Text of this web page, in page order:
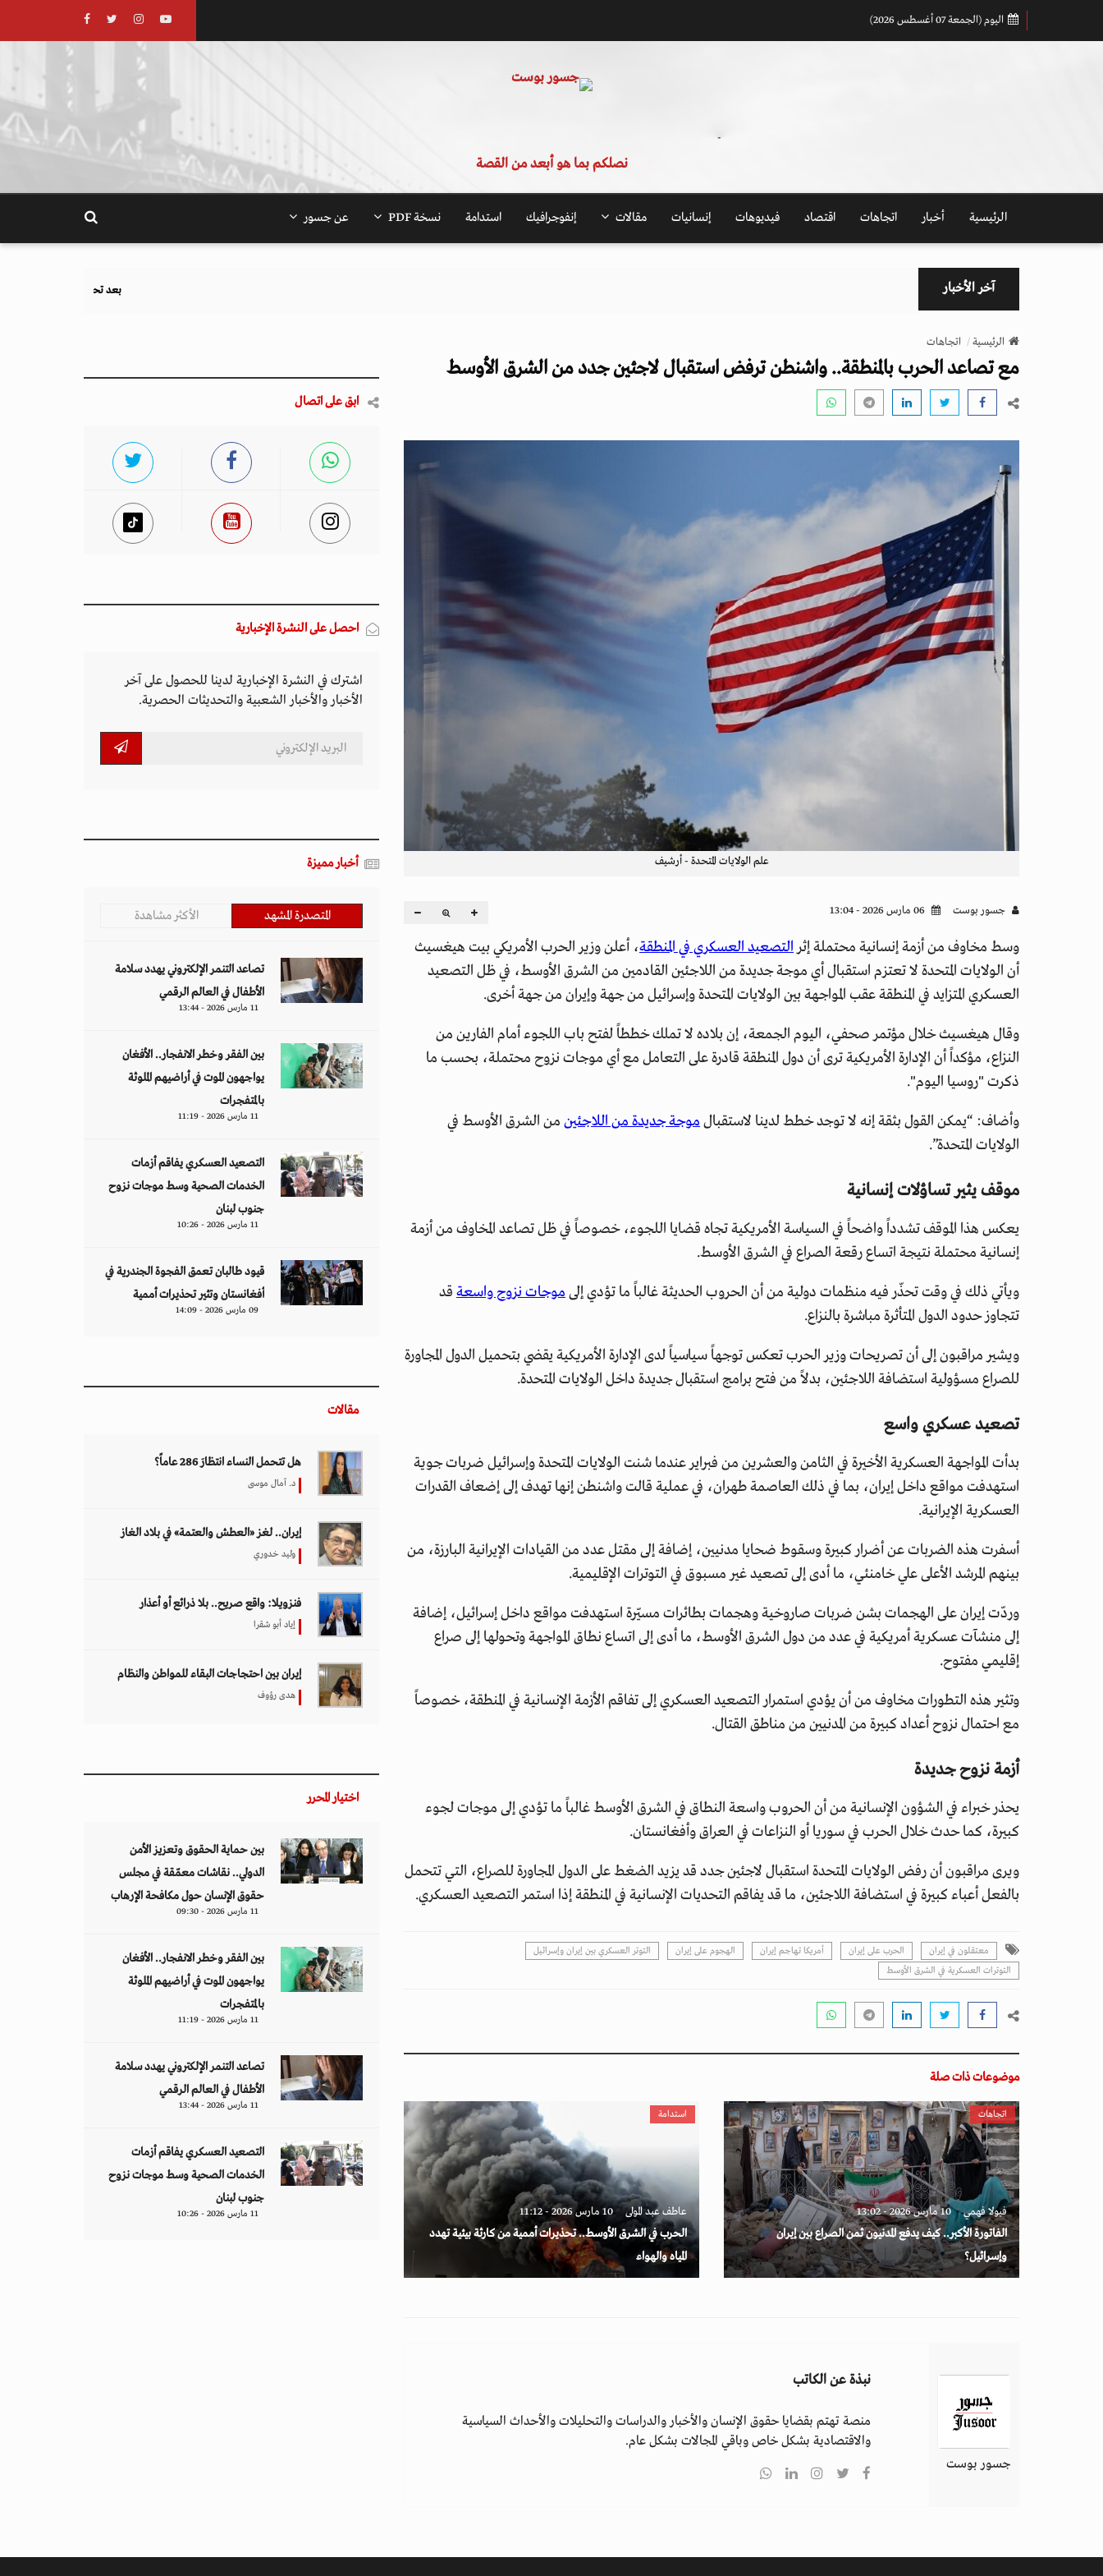
اليوم (الجمعة 07 أغسطس 2026)
نصلكم بما هو أبعد من القصة
الرئيسية أخبار اتجاهات اقتصاد فيديوهات إنسانيات مقالات إنفوجرافيك استدامة نسخة PDF عن جسور
آخر الأخبار بعد تحذيرات أوروبية.. كيف يهدد نظام الغذاء والزراعة
الرئيسية اتجاهات
مع تصاعد الحرب بالمنطقة.. واشنطن ترفض استقبال لاجئين جدد من الشرق الأوسط
علم الولايات المتحدة - أرشيف
جسور بوست
وسط مخاوف من أزمة إنسانية محتملة إثرالتصعيد العسكري في المنطقة، أعلن وزير الحرب الأمريكي بيت هيغسيث
أن الولايات المتحدة لا تعتزم استقبال أي موجة جديدة من اللاجئين القادمين من الشرق الأوسط، في ظل التصعيد
العسكري المتزايد في المنطقة عقب المواجهة بين الولايات المتحدة وإسرائيل من جهة وإيران من جهة أخرى.
وقال هيغسيث خلال مؤتمر صحفي، اليوم الجمعة، إن بلاده لا تملك خططاً لفتح باب اللجوء أمام الفارين من
النزاع، مؤكداً أن الإدارة الأمريكية ترى أن دول المنطقة قادرة على التعامل مع أي موجات نزوح محتملة، بحسب ما
ذكرت "روسيا اليوم".
وأضاف: “يمكن القول بثقة إنه لا توجد خطط لدينا لاستقبالموجة جديدة من اللاجئين من الشرق الأوسط في
الولايات المتحدة”.
موقف يثير تساؤلات إنسانية
يعكس هذا الموقف تشدداً واضحاً في السياسة الأمريكية تجاه قضايا اللجوء، خصوصاً في ظل تصاعد المخاوف من أزمة
إنسانية محتملة نتيجة اتساع رقعة الصراع في الشرق الأوسط.
ويأتي ذلك في وقت تحذّر فيه منظمات دولية من أن الحروب الحديثة غالباً ما تؤدي إلىموجات نزوح واسعة قد
تتجاوز حدود الدول المتأثرة مباشرة بالنزاع.
ويشير مراقبون إلى أن تصريحات وزير الحرب تعكس توجهاً سياسياً لدى الإدارة الأمريكية يقضي بتحميل الدول المجاورة
للصراع مسؤولية استضافة اللاجئين، بدلاً من فتح برامج استقبال جديدة داخل الولايات المتحدة.
تصعيد عسكري واسع
بدأت المواجهة العسكرية الأخيرة في الثامن والعشرين من فبراير عندما شنت الولايات المتحدة وإسرائيل ضربات جوية
استهدفت مواقع داخل إيران، بما في ذلك العاصمة طهران، في عملية قالت واشنطن إنها تهدف إلى إضعاف القدرات
العسكرية الإيرانية.
أسفرت هذه الضربات عن أضرار كبيرة وسقوط ضحايا مدنيين، إضافة إلى مقتل عدد من القيادات الإيرانية البارزة، من
بينهم المرشد الأعلى علي خامنئي، ما أدى إلى تصعيد غير مسبوق في التوترات الإقليمية.
وردّت إيران على الهجمات بشن ضربات صاروخية وهجمات بطائرات مسيّرة استهدفت مواقع داخل إسرائيل، إضافة
إلى منشآت عسكرية أمريكية في عدد من دول الشرق الأوسط، ما أدى إلى اتساع نطاق المواجهة وتحولها إلى صراع
إقليمي مفتوح.
وتثير هذه التطورات مخاوف من أن يؤدي استمرار التصعيد العسكري إلى تفاقم الأزمة الإنسانية في المنطقة، خصوصاً
مع احتمال نزوح أعداد كبيرة من المدنيين من مناطق القتال.
أزمة نزوح جديدة
يحذر خبراء في الشؤون الإنسانية من أن الحروب واسعة النطاق في الشرق الأوسط غالباً ما تؤدي إلى موجات لجوء
كبيرة، كما حدث خلال الحرب في سوريا أو النزاعات في العراق وأفغانستان.
ويرى مراقبون أن رفض الولايات المتحدة استقبال لاجئين جدد قد يزيد الضغط على الدول المجاورة للصراع، التي تتحمل
بالفعل أعباء كبيرة في استضافة اللاجئين، ما قد يفاقم التحديات الإنسانية في المنطقة إذا استمر التصعيد العسكري.
معتقلون في إيران الحرب على إيران أمريكا تهاجم إيران الهجوم على إيران
التوتر العسكري بين إيران وإسرائيل
التوترات العسكرية في الشرق الأوسط
موضوعات ذات صلة
اتجاهات
فيولا فهمي 10 مارس 2026 - 13:02
الفاتورة الأكبر.. كيف يدفع المدنيون ثمن الصراع بين إيران
وإسرائيل؟
استدامة
عاطف عبد المولى 10 مارس 2026 - 11:12
الحرب في الشرق الأوسط.. تحذيرات أممية من كارثة بيئية تهدد
المياه والهواء
جسور بوست
نبذة عن الكاتب
منصة تهتم بقضايا حقوق الإنسان والأخبار والدراسات والتحليلات والأحداث السياسية
والاقتصادية بشكل خاص وباقي المجالات بشكل عام.
ابق على اتصال
احصل على النشرة الإخبارية
اشترك في النشرة الإخبارية لدينا للحصول على آخر
الأخبار والأخبار الشعبية والتحديثات الحصرية.
أخبار مميزة
المتصدرة المشهد الأكثر مشاهدة
تصاعد التنمر الإلكتروني يهدد سلامة
الأطفال في العالم الرقمي
11 مارس 2026 - 13:44
بين الفقر وخطر الانفجار.. الأفغان
يواجهون الموت في أراضيهم الملوثة
بالمتفجرات
11 مارس 2026 - 11:19
التصعيد العسكري يفاقم أزمات
الخدمات الصحية وسط موجات نزوح
جنوب لبنان
11 مارس 2026 - 10:26
قيود طالبان تعمق الفجوة الجندرية في
أفغانستان وتثير تحذيرات أممية
09 مارس 2026 - 14:09
مقالات
هل تتحمل النساء انتظارَ 286 عاماً؟
د. آمال موسى
إيران.. لغز «العطش والعتمة» في بلاد الغاز
وليد خدوري
فنزويلا: واقع صريح.. بلا ذرائع أو أعذار
إياد أبو شقرا
إيران بين احتجاجات البقاء للمواطن والنظام
هدى رؤوف
اختيار المحرر
بين حماية الحقوق وتعزيز الأمن
الدولي.. نقاشات معمّقة في مجلس
حقوق الإنسان حول مكافحة الإرهاب
11 مارس 2026 - 09:30
بين الفقر وخطر الانفجار.. الأفغان
يواجهون الموت في أراضيهم الملوثة
بالمتفجرات
11 مارس 2026 - 11:19
تصاعد التنمر الإلكتروني يهدد سلامة
الأطفال في العالم الرقمي
11 مارس 2026 - 13:44
التصعيد العسكري يفاقم أزمات
الخدمات الصحية وسط موجات نزوح
جنوب لبنان
11 مارس 2026 - 10:26